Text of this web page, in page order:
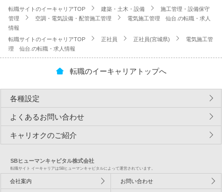
転職サイトのイーキャリアTOP 建築・土木・設備
施工管理・設備保守
管理
空調・電気設備・配管施工管理
電気施工管理 仙台.の転職・求人
情報
転職サイトのイーキャリアTOP
正社員 正社員(宮城県)
電気施工管
理 仙台.の転職・求人情報
転職のイーキャリアトップへ
各種設定
よくあるお問い合わせ
キャリオクのご紹介
SBヒューマンキャピタル株式会社
転職サイト イーキャリアはSBヒューマンキャピタルによって運営されています。
会社案内 お問い合わせ